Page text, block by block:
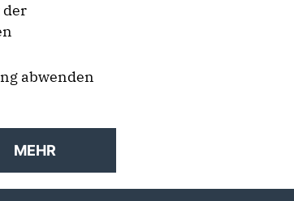
der
abwenden
MEHR